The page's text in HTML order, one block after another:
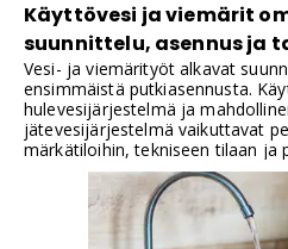
Käyttövesi ja viemärit
suunnittelu, asennus ja
Vesi- ja viemärityöt alkavat
ensimmäistä putkiasennusta.
hulevesijärjestelmä ja
jätevesijärjestelmä vaikuttavat
märkätiloihin, tekniseen tilaan ja
Omakotitalossa putket jäävät
alapohjan alle tai maan alle.
suunnitellaan ja toteutetaan
huollettava ja mahdollisen